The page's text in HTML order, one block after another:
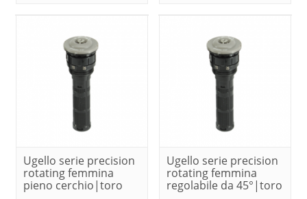
Ugello serie precision
rotating femmina
pieno cerchio|toro
Ugello serie precision
rotating femmina
regolabile da 45°|toro